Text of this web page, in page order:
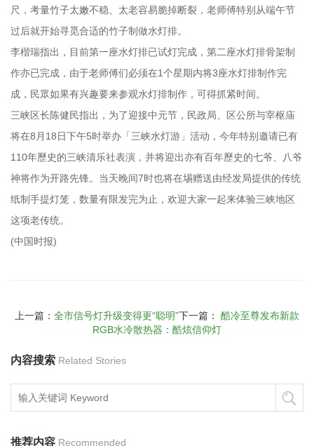
尺，考量竹子太嫩不稳、太老容易脆掉断裂，老师傅特别从端午节
过后就开始寻觅合适的竹子制做水灯排。
李楷瑞指出，目前第一座水灯排已试灯完成，第二座水灯排骨架制
作亦已完成，由于老师傅们必须在1个星期内将3座水灯排制作完
成，民眾如果有兴趣要来参观水灯排制作，可得抓紧时间。
三峡区长陈健民指出，为了迎接中元节，民政局、区公所与宰枢庙
将在8月18日下午5时举办「三峡水灯游」活动，今年特别邀请已有
110年歷史的三峡清乐社表演，并将迎出亦有百年歷史的七爷、八爷
神将作为开路先锋。当天晚间7时也将在埸赠送由经发局提供的传统
纸制手提灯笼，数量有限发完为止，欢迎大家一起来体验三峡地区
这项老传统。
(中国时报)
上一篇： 全市信号灯升级变得更“聪明”下一篇： 酷冷至尊发布新款
RGB水冷散热器：酷炫信仰灯
内容搜索 Related Stories
推荐内容 Recommended